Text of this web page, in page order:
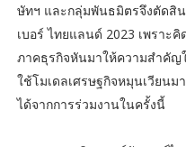
ษัทฯ และกลุ่มพันธมิตรจึงตัดสิ
เบอร์ ไทยแลนด์ 2023 เพราะ
ภาคธุรกิจหันมาให้ความสำคั
ใช้โมเดลเศรษฐกิจหมุนเวียน
ได้จากการร่วมงานในครั้งนี้